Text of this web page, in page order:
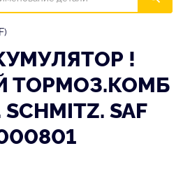
!
ТОРМОЗ.КОМБ
SAF